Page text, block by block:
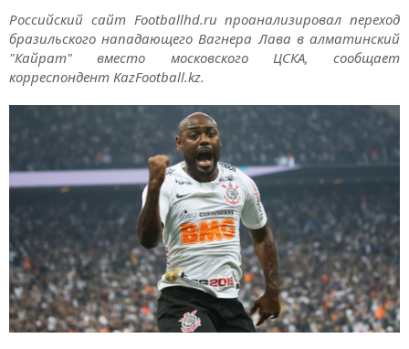
Российский сайт Footballhd.ru проанализировал переход
бразильского нападающего Вагнера Лава в алматинский
"Кайрат" вместо московского ЦСКА, сообщает
корреспондент KazFootball.kz.